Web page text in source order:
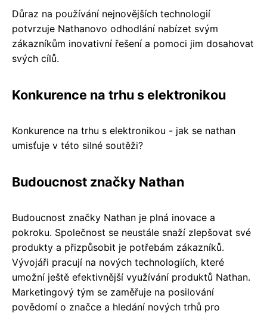
Důraz na používání nejnovějších technologií
potvrzuje Nathanovo odhodlání nabízet svým
zákazníkům inovativní řešení a pomoci jim dosahovat
svých cílů.
Konkurence na trhu s elektronikou
Konkurence na trhu s elektronikou - jak se nathan
umisťuje v této silné soutěži?
Budoucnost značky Nathan
Budoucnost značky Nathan je plná inovace a
pokroku. Společnost se neustále snaží zlepšovat své
produkty a přizpůsobit je potřebám zákazníků.
Vývojáři pracují na nových technologiích, které
umožní ještě efektivnější využívání produktů Nathan.
Marketingový tým se zaměřuje na posilování
povědomí o značce a hledání nových trhů pro